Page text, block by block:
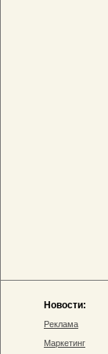
Новости:
Реклама
Маркетинг